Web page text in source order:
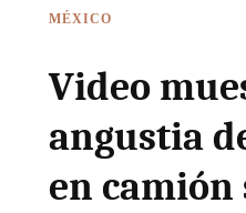
MÉXICO
Video
angustia
en